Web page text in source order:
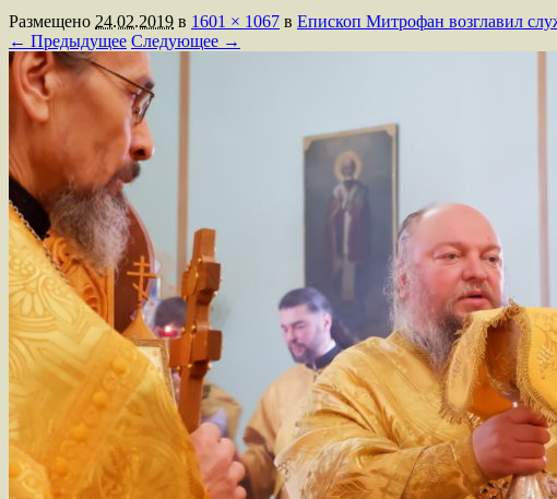
Размещено 24.02.2019 в 1601 × 1067 в Епископ Митрофан возглавил
← Предыдущее Следующее →